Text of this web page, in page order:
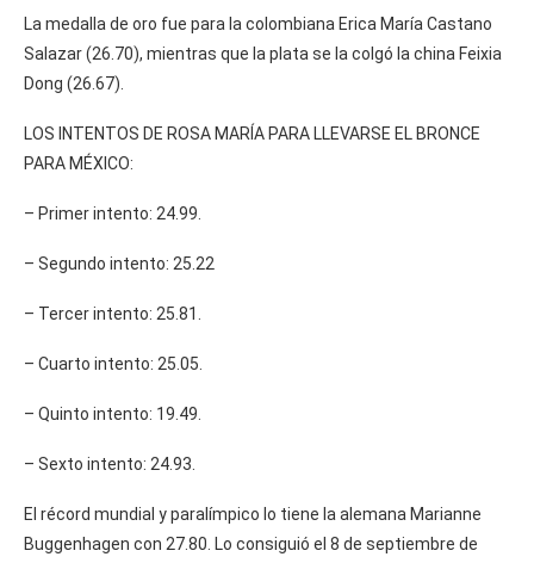
La medalla de oro fue para la colombiana Erica María Castano
Salazar (26.70), mientras que la plata se la colgó la china Feixia
Dong (26.67).
LOS INTENTOS DE ROSA MARÍA PARA LLEVARSE EL BRONCE
PARA MÉXICO:
– Primer intento: 24.99.
– Segundo intento: 25.22
– Tercer intento: 25.81.
– Cuarto intento: 25.05.
– Quinto intento: 19.49.
– Sexto intento: 24.93.
El récord mundial y paralímpico lo tiene la alemana Marianne
Buggenhagen con 27.80. Lo consiguió el 8 de septiembre de